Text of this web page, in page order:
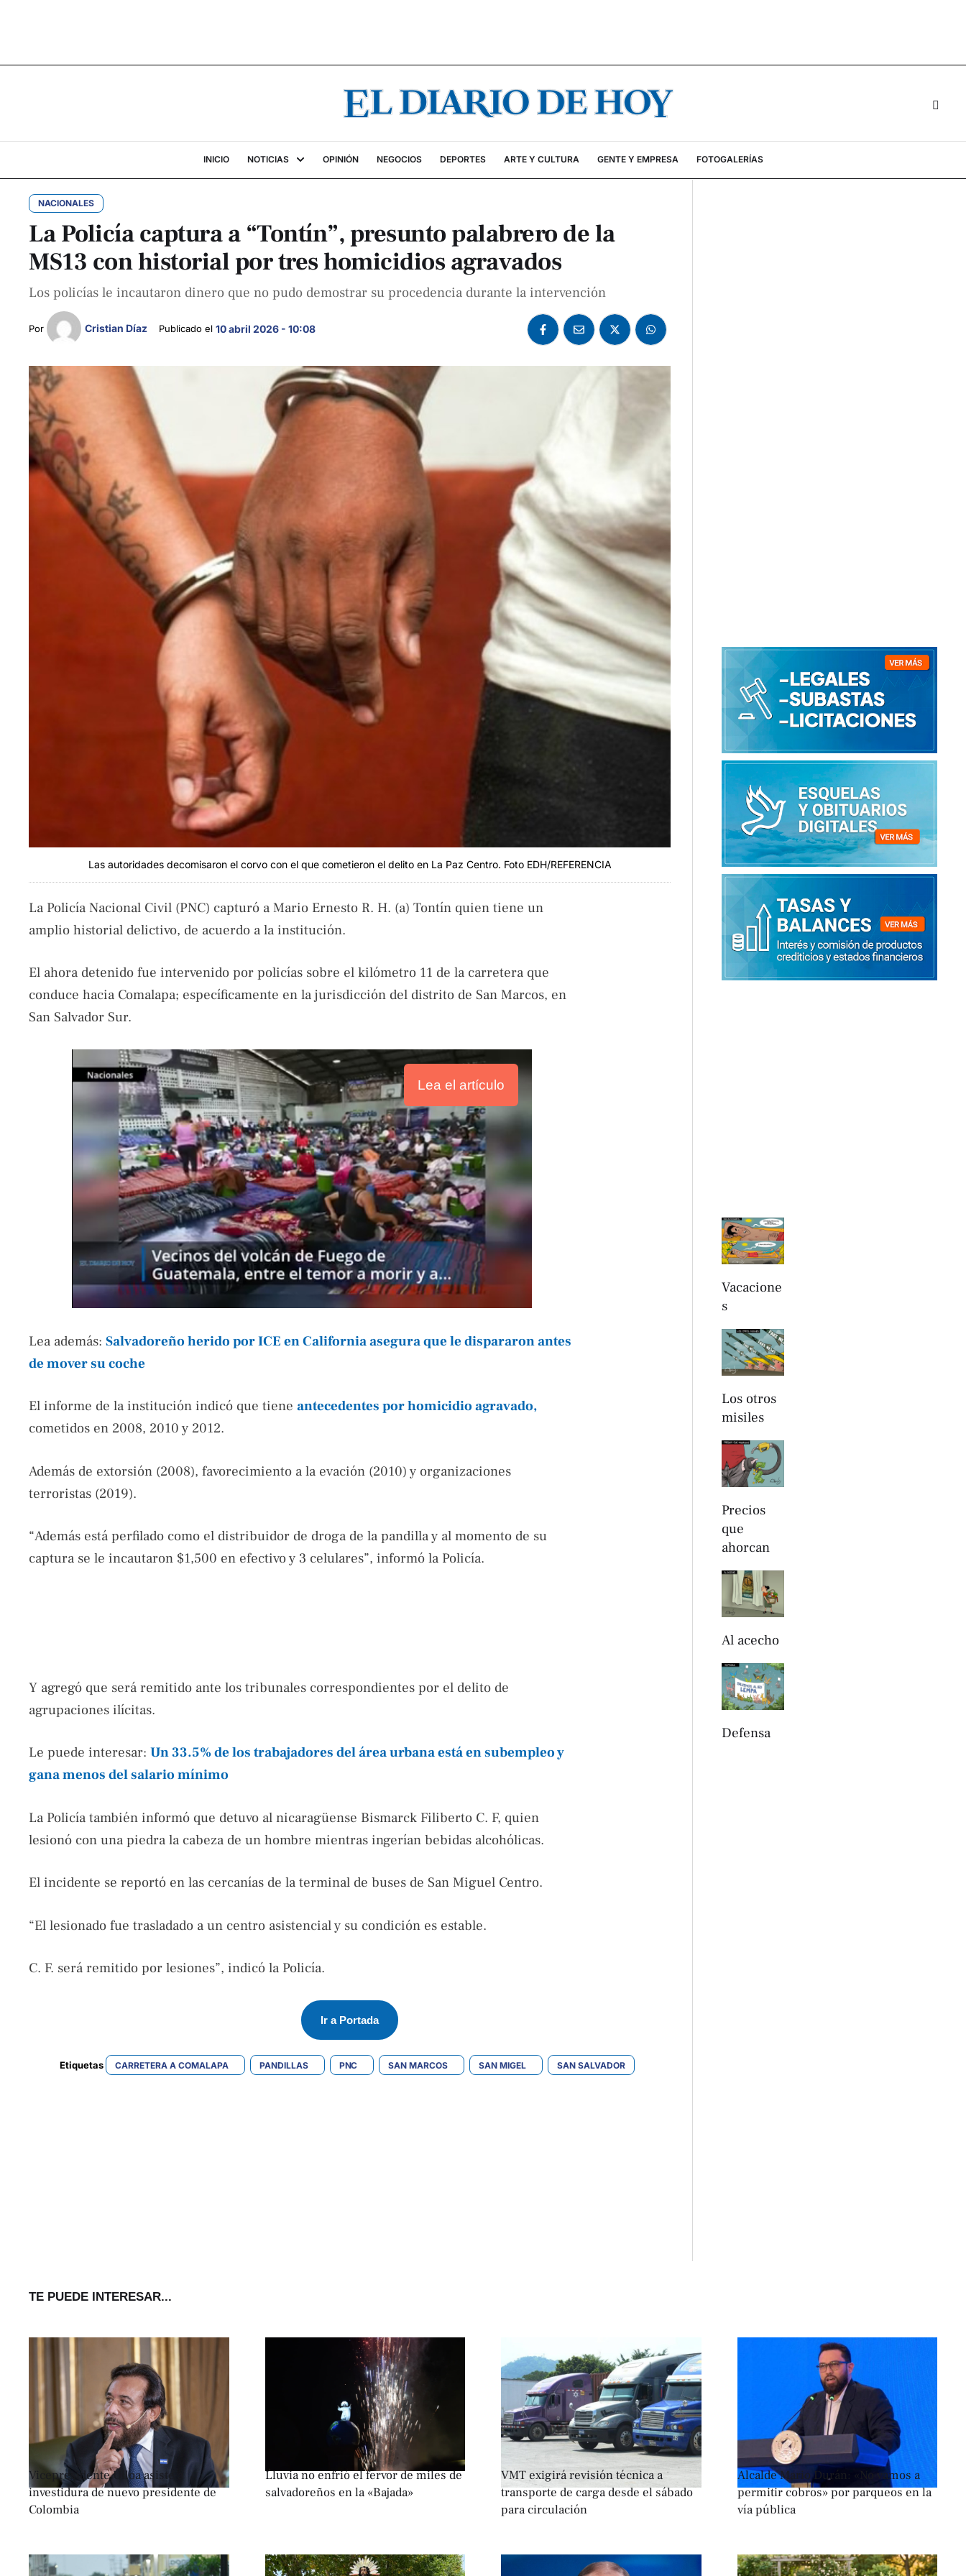
INICIO NOTICIAS OPINIÓN NEGOCIOS DEPORTES ARTE Y CULTURA GENTE Y EMPRESA FOTOGALERÍAS
NACIONALES
La Policía captura a “Tontín”, presunto palabrero de la
MS13 con historial por tres homicidios agravados
Los policías le incautaron dinero que no pudo demostrar su procedencia durante la intervención
Por Cristian Díaz Publicado el 10 abril 2026 - 10:08
Las autoridades decomisaron el corvo con el que cometieron el delito en La Paz Centro. Foto EDH/REFERENCIA
La Policía Nacional Civil (PNC) capturó a Mario Ernesto R. H. (a) Tontín quien tiene un
amplio historial delictivo, de acuerdo a la institución.
El ahora detenido fue intervenido por policías sobre el kilómetro 11 de la carretera que
conduce hacia Comalapa; específicamente en la jurisdicción del distrito de San Marcos, en
San Salvador Sur.
Lea el artículo
Lea además: Salvadoreño herido por ICE en California asegura que le dispararon antes
de mover su coche
El informe de la institución indicó que tiene antecedentes por homicidio agravado,
cometidos en 2008, 2010 y 2012.
Además de extorsión (2008), favorecimiento a la evación (2010) y organizaciones
terroristas (2019).
“Además está perfilado como el distribuidor de droga de la pandilla y al momento de su
captura se le incautaron $1,500 en efectivo y 3 celulares”, informó la Policía.
Y agregó que será remitido ante los tribunales correspondientes por el delito de
agrupaciones ilícitas.
Le puede interesar: Un 33.5% de los trabajadores del área urbana está en subempleo y
gana menos del salario mínimo
La Policía también informó que detuvo al nicaragüense Bismarck Filiberto C. F, quien
lesionó con una piedra la cabeza de un hombre mientras ingerían bebidas alcohólicas.
El incidente se reportó en las cercanías de la terminal de buses de San Miguel Centro.
“El lesionado fue trasladado a un centro asistencial y su condición es estable.
C. F. será remitido por lesiones”, indicó la Policía.
Ir a Portada
Etiquetas CARRETERA A COMALAPA PANDILLAS PNC SAN MARCOS SAN MIGEL SAN SALVADOR
Vacacione
s
Los otros
misiles
Precios
que
ahorcan
Al acecho
Defensa
TE PUEDE INTERESAR...
Vicepresidente Ulloa asiste a
investidura de nuevo presidente de
Colombia
Lluvia no enfrió el fervor de miles de
salvadoreños en la «Bajada»
VMT exigirá revisión técnica a
transporte de carga desde el sábado
para circulación
Alcalde Mario Durán: «No vamos a
permitir cobros» por parqueos en la
vía pública